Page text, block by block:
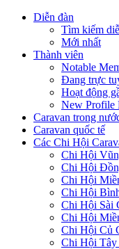
Diễn đàn
Tìm kiếm
Mới nhất
Thành viên
Notable
Đang trực
Hoạt động
New Profile
Caravan trong
Caravan quốc tế
Các Chi Hội
Chi Hội
Chi Hội
Chi Hội
Chi Hội
Chi Hội Sài
Chi Hội
Chi Hội Củ
Chi Hội Tây